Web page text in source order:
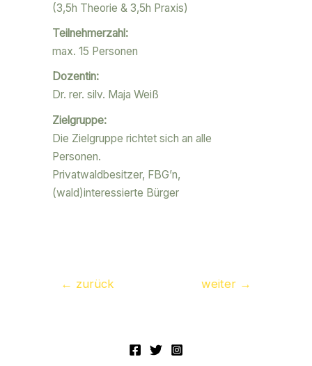
(3,5h Theorie & 3,5h Praxis)
Teilnehmerzahl:
max. 15 Personen
Dozentin:
Dr. rer. silv. Maja Weiß
Zielgruppe:
Die Zielgruppe richtet sich an alle
Personen.
Privatwaldbesitzer, FBG’n,
(wald)interessierte Bürger
← zurück weiter →